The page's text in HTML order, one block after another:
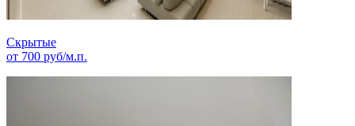
Скрытые
от 700 руб/м.п.